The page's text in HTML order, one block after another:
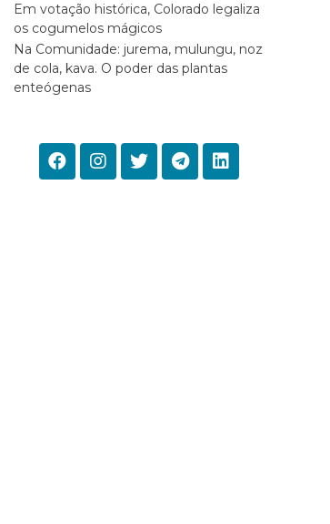
Em votação histórica, Colorado legaliza
os cogumelos mágicos
Na Comunidade: jurema, mulungu, noz
de cola, kava. O poder das plantas
enteógenas